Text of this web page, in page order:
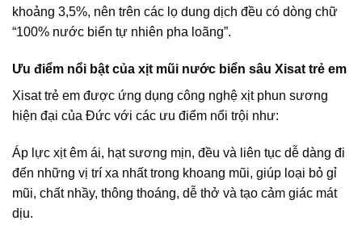
khoảng 3,5%, nên trên các lọ dung dịch đều có dòng chữ
“100% nước biển tự nhiên pha loãng”.
Ưu điểm nổi bật của xịt mũi nước biển sâu Xisat trẻ em
Xisat trẻ em được ứng dụng công nghệ xịt phun sương
hiện đại của Đức với các ưu điểm nổi trội như:
Áp lực xịt êm ái, hạt sương mịn, đều và liên tục dễ dàng đi
đến những vị trí xa nhất trong khoang mũi, giúp loại bỏ gỉ
mũi, chất nhầy, thông thoáng, dễ thở và tạo cảm giác mát
dịu.